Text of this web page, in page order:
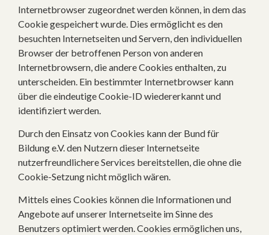
Internetbrowser zugeordnet werden können, in dem das
Cookie gespeichert wurde. Dies ermöglicht es den
besuchten Internetseiten und Servern, den individuellen
Browser der betroffenen Person von anderen
Internetbrowsern, die andere Cookies enthalten, zu
unterscheiden. Ein bestimmter Internetbrowser kann
über die eindeutige Cookie-ID wiedererkannt und
identifiziert werden.
Durch den Einsatz von Cookies kann der Bund für
Bildung e.V. den Nutzern dieser Internetseite
nutzerfreundlichere Services bereitstellen, die ohne die
Cookie-Setzung nicht möglich wären.
Mittels eines Cookies können die Informationen und
Angebote auf unserer Internetseite im Sinne des
Benutzers optimiert werden. Cookies ermöglichen uns,